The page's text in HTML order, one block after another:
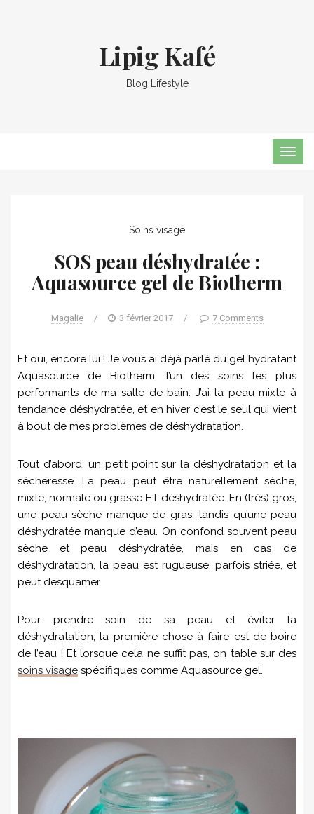
Lipig Kafé
Blog Lifestyle
Soins visage
SOS peau déshydratée :
Aquasource gel de Biotherm
Magalie / 3 février 2017 / 7 Comments
Et oui, encore lui ! Je vous ai déjà parlé du gel hydratant
Aquasource de Biotherm, l’un des soins les plus
performants de ma salle de bain. J’ai la peau mixte à
tendance déshydratée, et en hiver c’est le seul qui vient
à bout de mes problèmes de déshydratation.
Tout d’abord, un petit point sur la déshydratation et la
sécheresse. La peau peut être naturellement sèche,
mixte, normale ou grasse ET déshydratée. En (très) gros,
une peau sèche manque de gras, tandis qu’une peau
déshydratée manque d’eau. On confond souvent peau
sèche et peau déshydratée, mais en cas de
déshydratation, la peau est rugueuse, parfois striée, et
peut desquamer.
Pour prendre soin de sa peau et éviter la
déshydratation, la première chose à faire est de boire
de l’eau ! Et lorsque cela ne suffit pas, on table sur des
soins visage spécifiques comme Aquasource gel.